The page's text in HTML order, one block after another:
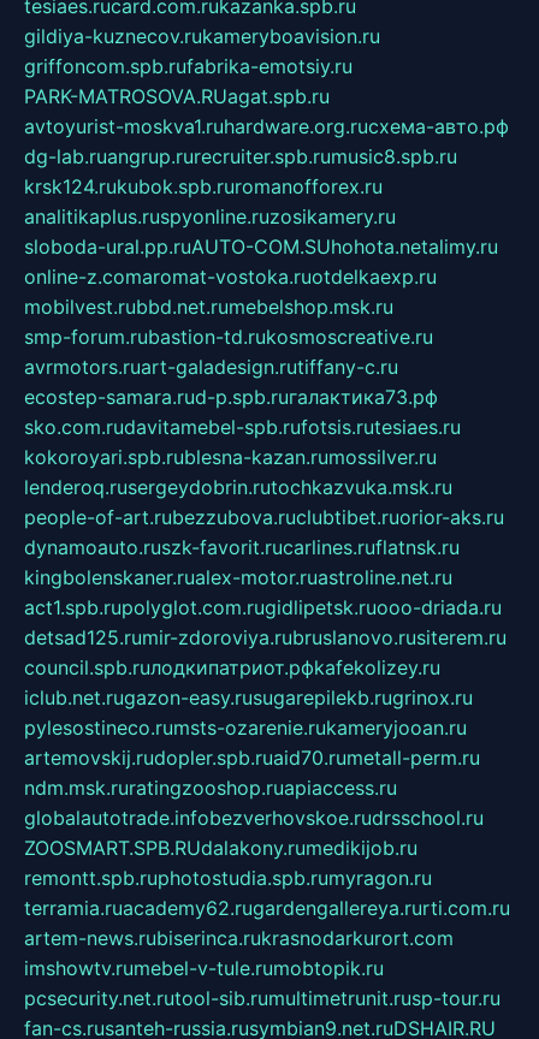
tesiaes.rucard.com.rukazanka.spb.ru
gildiya-kuznecov.rukameryboavision.ru
griffoncom.spb.rufabrika-emotsiy.ru
PARK-MATROSOVA.RUagat.spb.ru
avtoyurist-moskva1.ruhardware.org.ruсхема-авто.рф
dg-lab.ruangrup.rurecruiter.spb.rumusic8.spb.ru
krsk124.rukubok.spb.ruromanofforex.ru
analitikaplus.ruspyonline.ruzosikamery.ru
sloboda-ural.pp.ruAUTO-COM.SUhohota.netalimy.ru
online-z.comaromat-vostoka.ruotdelkaexp.ru
mobilvest.rubbd.net.rumebelshop.msk.ru
smp-forum.rubastion-td.rukosmoscreative.ru
avrmotors.ruart-galadesign.rutiffany-c.ru
ecostep-samara.rud-p.spb.ruгалактика73.рф
sko.com.rudavitamebel-spb.rufotsis.rutesiaes.ru
kokoroyari.spb.rublesna-kazan.rumossilver.ru
lenderoq.rusergeydobrin.rutochkazvuka.msk.ru
people-of-art.rubezzubova.ruclubtibet.ruorior-aks.ru
dynamoauto.ruszk-favorit.rucarlines.ruflatnsk.ru
kingbolenskaner.rualex-motor.ruastroline.net.ru
act1.spb.rupolyglot.com.rugidlipetsk.ruooo-driada.ru
detsad125.rumir-zdoroviya.rubruslanovo.rusiterem.ru
council.spb.ruлодкипатриот.рфkafekolizey.ru
iclub.net.rugazon-easy.rusugarepilekb.rugrinox.ru
pylesostineco.rumsts-ozarenie.rukameryjooan.ru
artemovskij.rudopler.spb.ruaid70.rumetall-perm.ru
ndm.msk.ruratingzooshop.ruapiaccess.ru
globalautotrade.infobezverhovskoe.rudrsschool.ru
ZOOSMART.SPB.RUdalakony.rumedikijob.ru
remontt.spb.ruphotostudia.spb.rumyragon.ru
terramia.ruacademy62.rugardengallereya.rurti.com.ru
artem-news.rubiserinca.rukrasnodarkurort.com
imshowtv.rumebel-v-tule.rumobtopik.ru
pcsecurity.net.rutool-sib.rumultimetrunit.rusp-tour.ru
fan-cs.rusanteh-russia.rusymbian9.net.ruDSHAIR.RU